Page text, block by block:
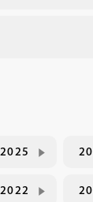
2025
2022